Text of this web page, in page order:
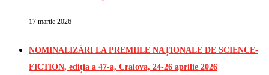
17 martie 2026
NOMINALIZĂRI LA PREMIILE NAȚIONALE DE SCIENCE-
FICTION, ediția a 47-a, Craiova, 24-26 aprilie 2026